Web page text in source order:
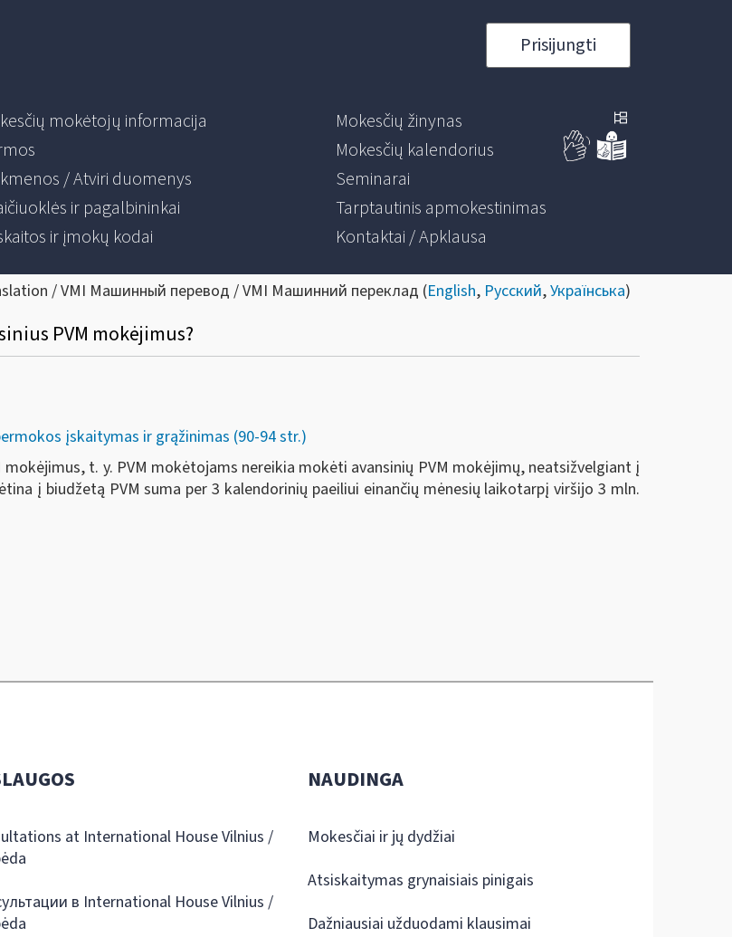
Prisijungti
mokėtojų informacija
/ Atviri duomenys
ir pagalbininkai
ir įmokų kodai
Mokesčių žinynas
Mokesčių kalendorius
Seminarai
Tarptautinis apmokestinimas
Kontaktai / Apklausa
/ VMI Машинный перевод / VMI Машинний переклад (English, Русский,Українська)
PVM mokėjimus?
įskaitymas ir grąžinimas (90-94 str.)
t. y. PVM mokėtojams nereikia mokėti avansinių PVM mokėjimų, neatsižvelgiant į
į biudžetą PVM suma per 3 kalendorinių paeiliui einančių mėnesių laikotarpį viršijo 3 mln.
at International House Vilnius /
в International House Vilnius /
NAUDINGA
Mokesčiai ir jų dydžiai
Atsiskaitymas grynaisiais pinigais
Dažniausiai užduodami klausimai